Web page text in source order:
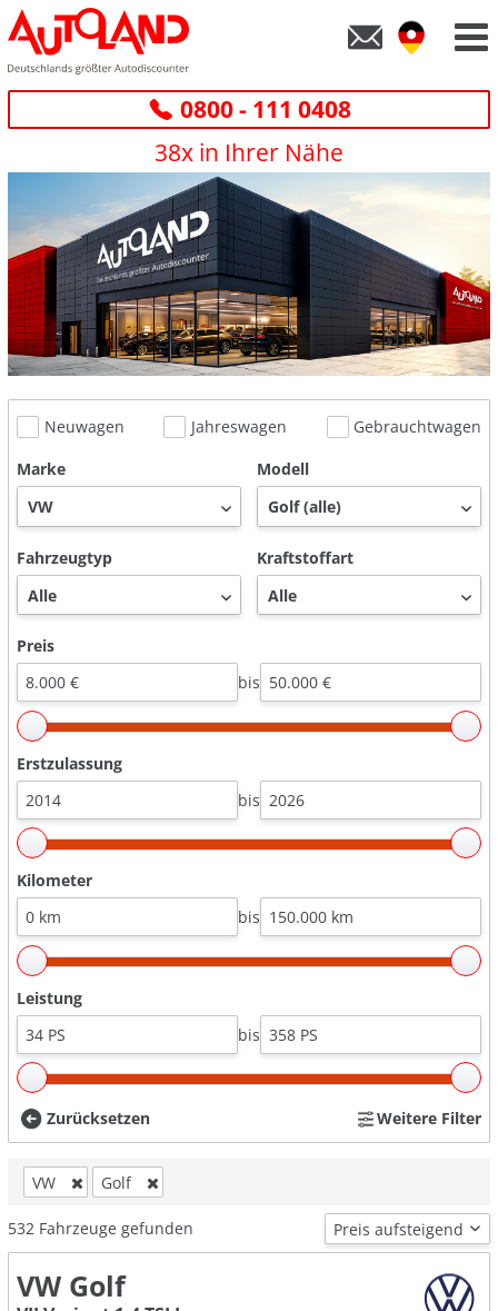
0800 - 111 0408
38x in Ihrer Nähe
Neuwagen Jahreswagen
Gebrauchtwagen
Marke
Modell
Fahrzeugtyp Kraftstoffart
Preis
bis
Erstzulassung
bis
Kilometer
bis
Leistung
bis
Zurücksetzen Weitere Filter
VW Golf
532 Fahrzeuge gefunden
VW Golf